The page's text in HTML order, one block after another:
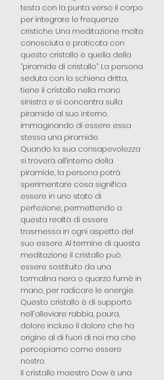
testa con la punta verso il corpo
per integrare le frequenze
cristiche. Una meditazione molto
conosciuta e praticata con
questo cristallo è quella della
“piramide di cristallo”. La persona
seduta con la schiena dritta,
tiene il cristallo nella mano
sinistra e si concentra sulla
piramide al suo interno,
immaginando di essere essa
stessa una piramide.
Quando la sua consapevolezza
si troverà all’interno della
piramide, la persona potrà
sperimentare cosa significa
essere in uno stato di
perfezione, permettendo a
questa realtà di essere
trasmessa in ogni aspetto del
suo essere. Al termine di questa
meditazione il cristallo può
essere sostituito da una
tormalina nera o quarzo fumè in
mano, per radicare le energie.
Questo cristallo è di supporto
nell'alleviare rabbia, paura,
dolore incluso il dolore che ha
origine al di fuori di noi ma che
percepiamo come essere
nostro.
Il cristallo maestro Dow è una